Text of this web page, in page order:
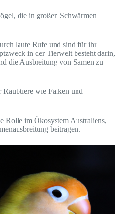
die in großen Schwärmen
laute Rufe und sind für ihr
in der Tierwelt besteht darin,
die Ausbreitung von Samen zu
Raubtiere wie Falken und
Rolle im Ökosystem Australiens,
beitragen.